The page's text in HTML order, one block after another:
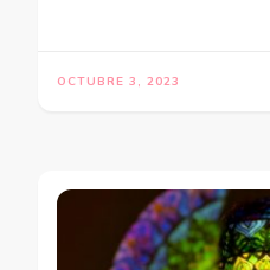
OCTUBRE 3, 2023